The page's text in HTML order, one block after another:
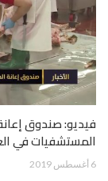
فيديو: صندوق
المستشفيات في
6 أغسطس 2019